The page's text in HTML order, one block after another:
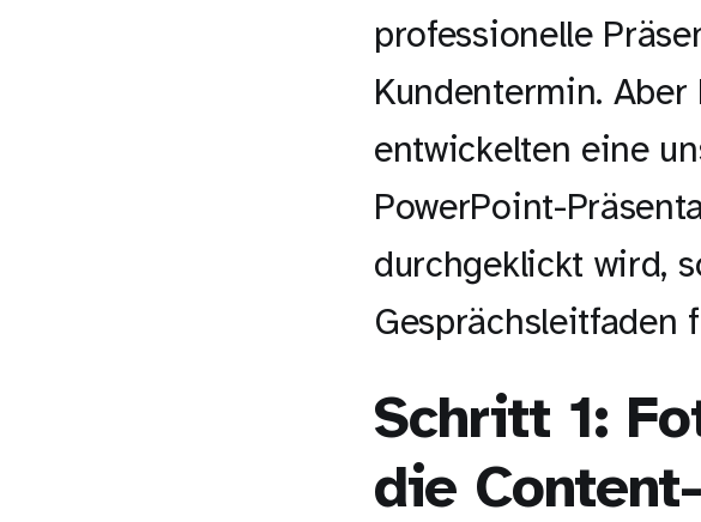
professionelle
Kundentermin.
entwickelten eine
PowerPoint-
durchgeklickt wird,
Gesprächsleitfaden
Schritt 1:
die